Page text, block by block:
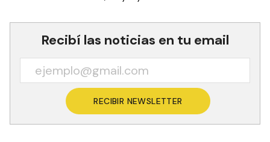
Recibí las noticias en tu email
RECIBIR NEWSLETTER